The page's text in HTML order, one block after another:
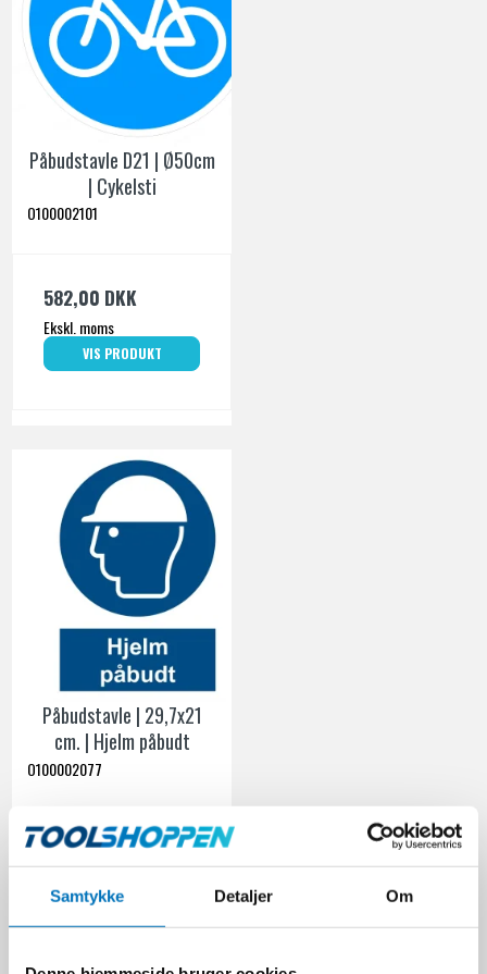
Samtykke Detaljer Om
Påbudstavle D21 | Ø50cm
| Cykelsti
O100002101
582,00 DKK
Ekskl. moms
VIS PRODUKT
Påbudstavle | 29,7x21
cm. | Hjelm påbudt
O100002077
118,00 DKK
VIS PRODUKT